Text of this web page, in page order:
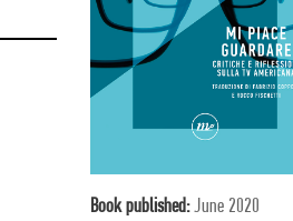
Book published:June 2020